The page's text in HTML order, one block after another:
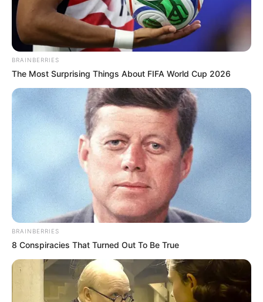
BRAINBERRIES
The Most Surprising Things About FIFA World Cup 2026
BRAINBERRIES
8 Conspiracies That Turned Out To Be True